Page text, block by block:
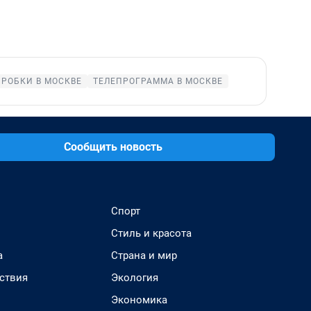
В МОСКВЕ ТЕЛЕПРОГРАММА В МОСКВЕ
Сообщить новость
Спорт
Стиль и красота
Страна и мир
Экология
Экономика